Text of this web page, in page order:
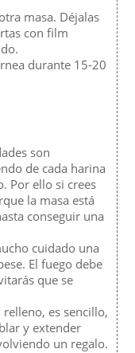
masa. Déjalas
con film
durante 15-20
son
de cada harina
Por ello si crees
la masa está
conseguir una
cuidado una
El fuego debe
que se
relleno, es sencillo,
y extender
un regalo.